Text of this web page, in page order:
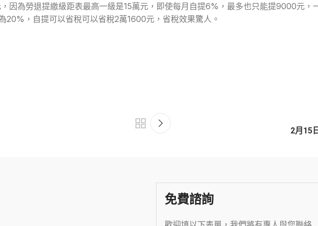
因為勞退提繳級距表最高一級是15萬元，即使每月自提6%，最多也只能提9000元
20%，自提可以省稅可以省稅2萬1600元，省稅效果驚人。
2月15
免費諮詢